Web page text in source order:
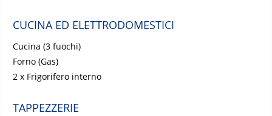
CUCINA ED ELETTRODOMESTICI
Cucina (3 fuochi)
Forno (Gas)
2 x Frigorifero interno
TAPPEZZERIE